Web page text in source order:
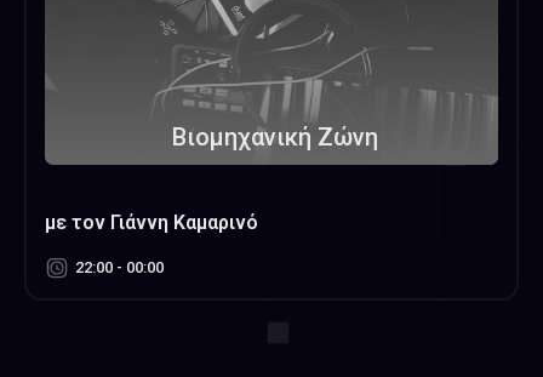
Βιομηχανική Ζώνη
με τον Γιάννη Καμαρινό
22:00 - 00:00